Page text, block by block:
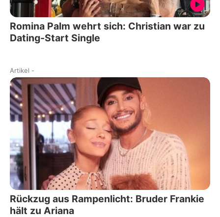
Romina Palm wehrt sich: Christian war zu
Dating-Start Single
Artikel -
Rückzug aus Rampenlicht: Bruder Frankie
hält zu Ariana